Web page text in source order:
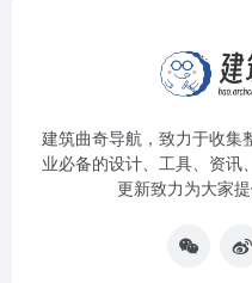
建筑曲奇导航 ，致力于收
业必备的设计、工具、资讯
更新致力为大家